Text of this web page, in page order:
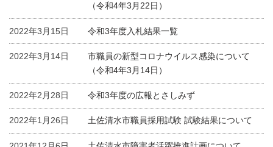
（令和4年3月22日）
2022年3月15日 令和3年度入札結果一覧
2022年3月14日
市職員の新型コロナウイルス感染について
（令和4年3月14日）
2022年2月28日 令和3年度の広報とさしみず
2022年1月26日 土佐清水市職員採用試験 試験結果について